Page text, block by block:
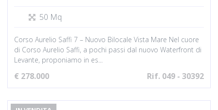
50 Mq
Corso Aurelio Saffi 7 – Nuovo Bilocale Vista Mare Nel cuore
di Corso Aurelio Saffi, a pochi passi dal nuovo Waterfront di
Levante, proponiamo in es...
€ 278.000 Rif. 049 - 30392